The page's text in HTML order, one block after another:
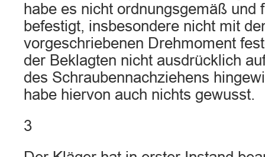
habe es nicht ordnungsgemäß und
befestigt, insbesondere nicht mit
vorgeschriebenen Drehmoment
der Beklagten nicht ausdrücklich
des Schraubennachziehens
habe hiervon auch nichts gewusst.
3